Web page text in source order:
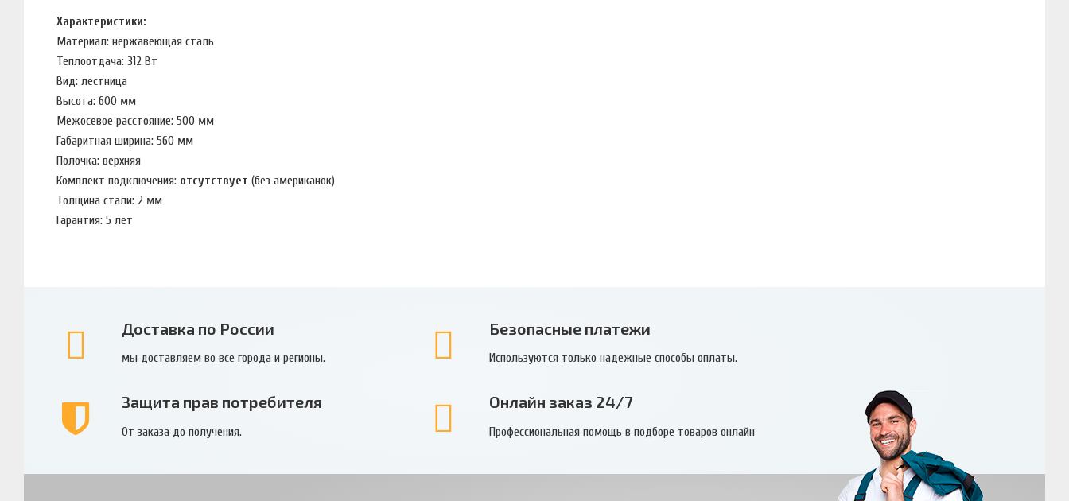
Характеристики:
Материал: нержавеющая сталь
Теплоотдача: 312 Вт
Вид: лестница
Высота: 600 мм
Межосевое расстояние: 500 мм
Габаритная ширина: 560 мм
Полочка: верхняя
Комплект подключения: отсутствует (без американок)
Толщина стали: 2 мм
Гарантия: 5 лет
Доставка по России
мы доставляем во все города и регионы.
Безопасные платежи
Используются только надежные способы оплаты.
Защита прав потребителя
От заказа до получения.
Онлайн заказ 24/7
Профессиональная помощь в подборе товаров онлайн